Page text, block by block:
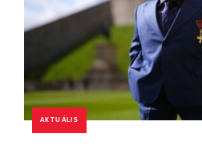
AKTUÁLIS